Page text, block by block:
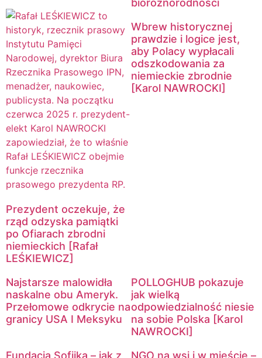
bioróżnorodności
Prezydent oczekuje, że
rząd odzyska pamiątki
po Ofiarach zbrodni
niemieckich [Rafał
LEŚKIEWICZ]
Wbrew historycznej
prawdzie i logice jest,
aby Polacy wypłacali
odszkodowania za
niemieckie zbrodnie
[Karol NAWROCKI]
Najstarsze malowidła
naskalne obu Ameryk.
Przełomowe odkrycie na
granicy USA I Meksyku
POLLOGHUB pokazuje
jak wielką
odpowiedzialność niesie
na sobie Polska [Karol
NAWROCKI]